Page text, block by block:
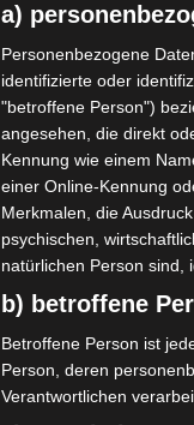
Kostenloser
VSM
Bewertet
0
von
5
79,00€ *
IN DEN
VSM
a)
Personenbezogene
identifizierte oder
"betroffene Person")
angesehen, die direkt
Kennung wie einem
einer Online-Kennung
Merkmalen, die
psychischen,
natürlichen Person sind,
b) betroffene
Betroffene Person ist
Person, deren
Verantwortlichen